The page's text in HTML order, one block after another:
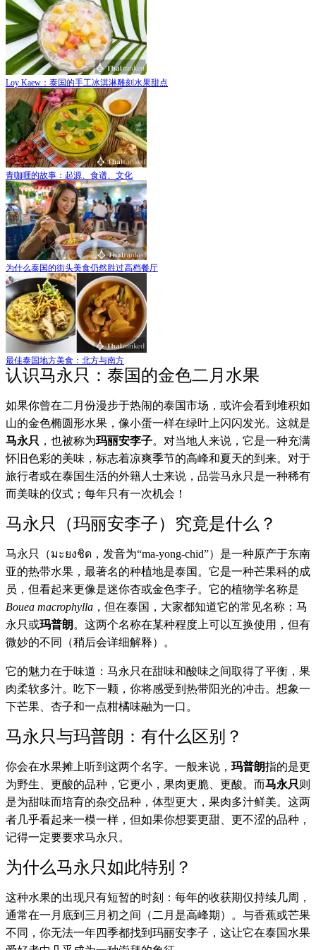
Loy Kaew：泰国的手工冰淇淋雕刻水果甜点
青咖喱的故事：起源、食谱、文化
为什么泰国的街头美食仍然胜过高档餐厅
最佳泰国地方美食：北方与南方
认识马永只：泰国的金色二月水果
如果你曾在二月份漫步于热闹的泰国市场，或许会看到堆积如
山的金色椭圆形水果，像小蛋一样在绿叶上闪闪发光。这就是
马永只 ，也被称为玛丽安李子。对当地人来说，它是一种充满
怀旧色彩的美味，标志着凉爽季节的高峰和夏天的到来。对于
旅行者或在泰国生活的外籍人士来说，品尝马永只是一种稀有
而美味的仪式；每年只有一次机会！
马永只（玛丽安李子）究竟是什么？
马永只（มะยงชิด，发音为“ma-yong-chid”）是一种原产于东南
亚的热带水果，最著名的种植地是泰国。它是一种芒果科的成
员，但看起来更像是迷你杏或金色李子。它的植物学名称是
Bouea macrophylla ，但在泰国，大家都知道它的常见名称：马
永只或玛普朗 。这两个名称在某种程度上可以互换使用，但有
微妙的不同（稍后会详细解释）。
它的魅力在于味道：马永只在甜味和酸味之间取得了平衡，果
肉柔软多汁。吃下一颗，你将感受到热带阳光的冲击。想象一
下芒果、杏子和一点柑橘味融为一口。
马永只与玛普朗：有什么区别？
你会在水果摊上听到这两个名字。一般来说， 玛普朗指的是更
为野生、更酸的品种，它更小，果肉更脆、更酸。而马永只 则
是为甜味而培育的杂交品种，体型更大，果肉多汁鲜美。这两
者几乎看起来一模一样，但如果你想要更甜、更不涩的品种，
记得一定要要求马永只。
为什么马永只如此特别？
这种水果的出现只有短暂的时刻：每年的收获期仅持续几周，
通常在一月底到三月初之间（二月是高峰期）。与香蕉或芒果
不同，你无法一年四季都找到玛丽安李子，这让它在泰国水果